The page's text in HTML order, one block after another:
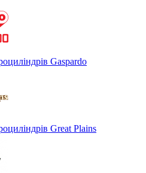
Gaspardo
Great Plains